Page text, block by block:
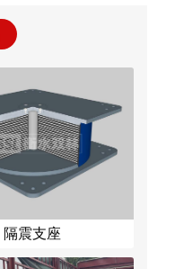
隔震支座